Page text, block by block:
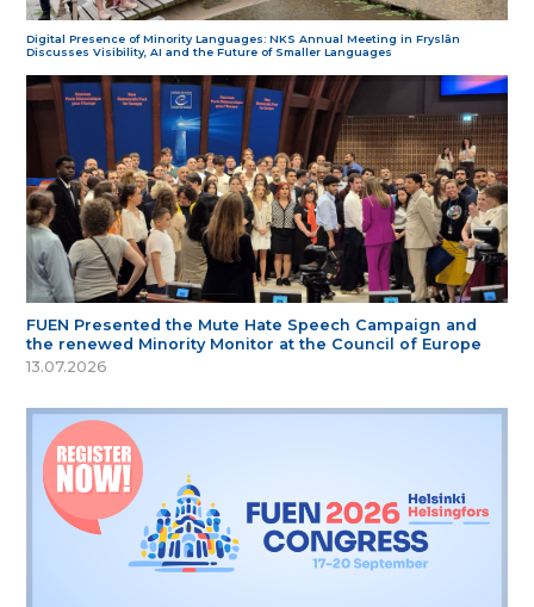
Digital Presence of Minority Languages: NKS Annual Meeting in Fryslân
Discusses Visibility, AI and the Future of Smaller Languages
FUEN Presented the Mute Hate Speech Campaign and
the renewed Minority Monitor at the Council of Europe
13.07.2026